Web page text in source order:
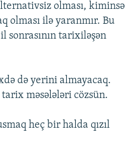
olması, kiminsə
olması ilə yaranmır. Bu
sonrasının tarixiləşən
də yerini almayacaq.
məsələləri cözsün.
heç bir halda qızıl